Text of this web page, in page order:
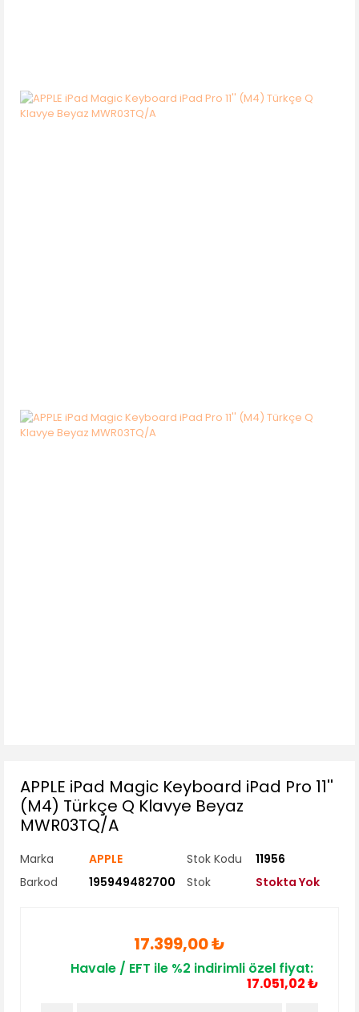
APPLE iPad Magic Keyboard iPad Pro 11''
(M4) Türkçe Q Klavye Beyaz
MWR03TQ/A
Marka APPLE Stok Kodu
11956
Barkod
195949482700 Stok Stokta Yok
17.399,00 ₺
Havale / EFT ile %2 indirimli özel fiyat:
17.051,02 ₺